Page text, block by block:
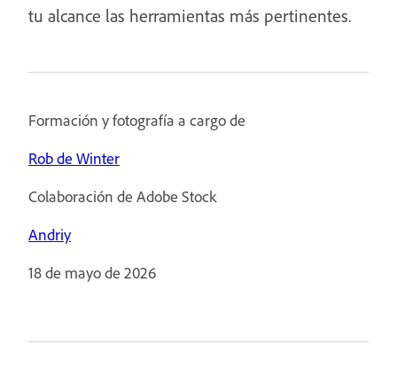
tu alcance las herramientas más pertinentes.
Formación y fotografía a cargo de
Rob de Winter
Colaboración de Adobe Stock
Andriy
18 de mayo de 2026